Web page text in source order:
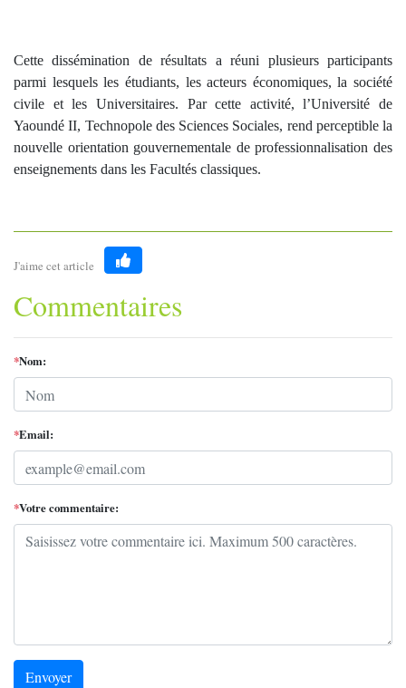
Cette dissémination de résultats a réuni plusieurs participants
parmi lesquels les étudiants, les acteurs économiques, la société
civile et les Universitaires. Par cette activité, l’Université de
Yaoundé II, Technopole des Sciences Sociales, rend perceptible la
nouvelle orientation gouvernementale de professionnalisation des
enseignements dans les Facultés classiques.
J'aime cet article
Like
Commentaires
*Nom:
*Email:
*Votre commentaire:
Envoyer